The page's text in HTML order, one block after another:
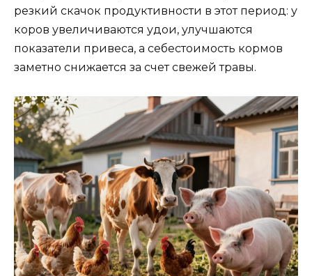
резкий скачок продуктивности в этот период: у
коров увеличиваются удои, улучшаются
показатели привеса, а себестоимость кормов
заметно снижается за счет свежей травы.